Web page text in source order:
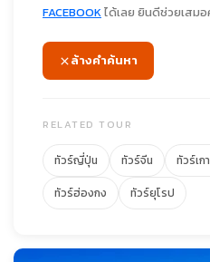
FACEBOOKได้เลย ยินดีช่วยเสม
ล้างคำค้นหา
RELATED TOUR
ทัวร์ญี่ปุ่น ทัวร์จีน ทัวร์เก
ทัวร์ฮ่องกง
ทัวร์ยุโรป